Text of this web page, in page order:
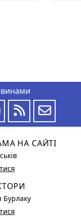
НА САЙТІ
Бурлаку